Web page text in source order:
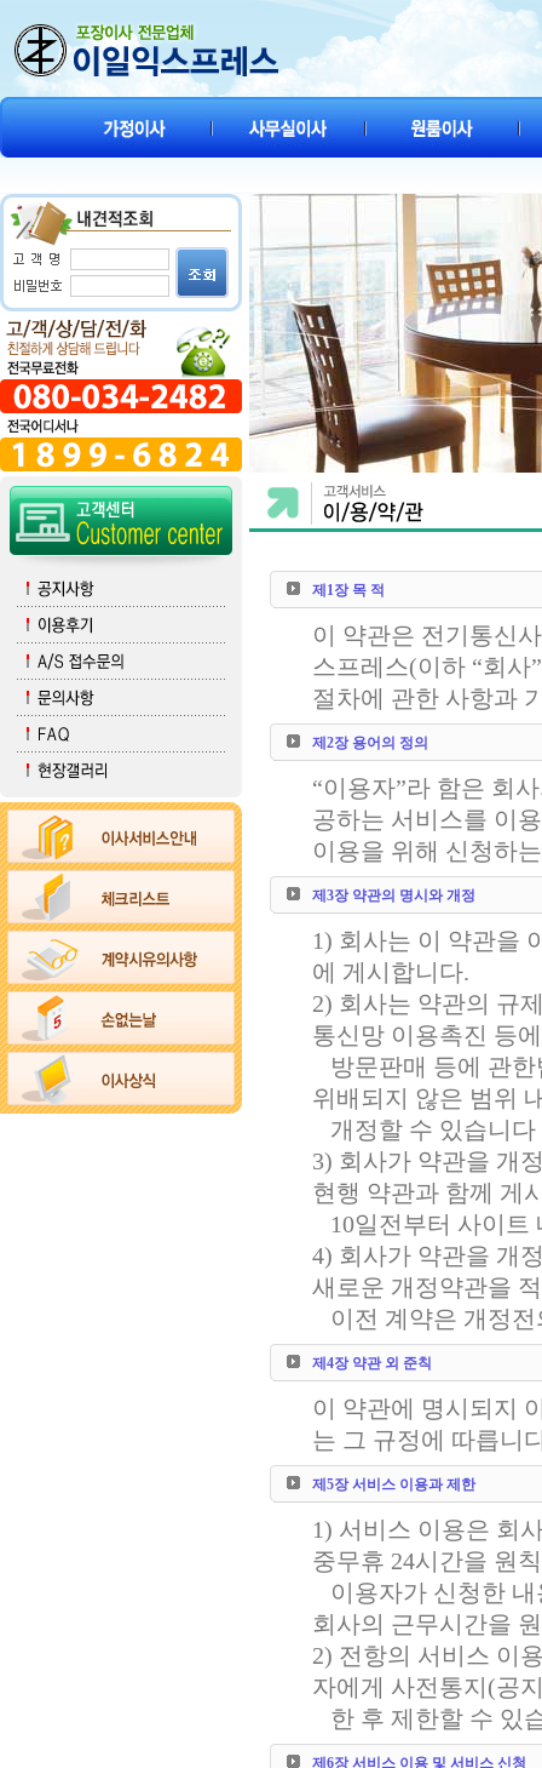
제1장 목 적
이 약관은 전기통신
스프레스(이하 “회
절차에 관한 사항과
제2장 용어의 정의
“이용자”라 함은 회
공하는 서비스를 이
이용을 위해 신청하
제3장 약관의 명시와 개정
1) 회사는 이 약관을
에 게시합니다.
2) 회사는 약관의 규
통신망 이용촉진 등
방문판매 등에 관한
위배되지 않은 범위
개정할 수 있습니다
3) 회사가 약관을 개
현행 약관과 함께 게
10일전부터 사이트
4) 회사가 약관을 개
새로운 개정약관을
이전 계약은 개정전
제4장 약관 외 준칙
이 약관에 명시되지
는 그 규정에 따릅니
제5장 서비스 이용과 제한
1) 서비스 이용은 회
중무휴 24시간을 원
이용자가 신청한 내
회사의 근무시간을
2) 전항의 서비스 이
자에게 사전통지(공
한 후 제한할 수 있
제6장 서비스 이용 및 서비스 신청